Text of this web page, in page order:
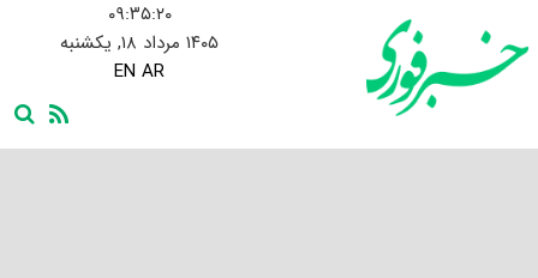
۰۹:۳۵:۲۱
۱۴۰۵ مرداد ۱۸, یکشنبه
EN AR